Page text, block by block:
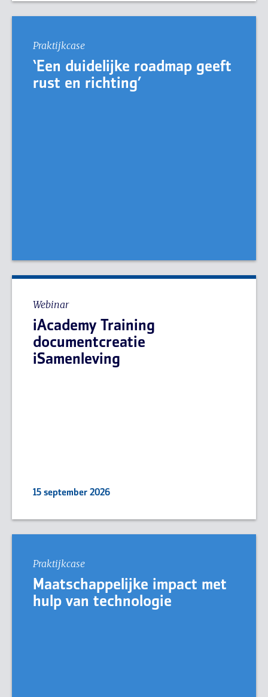
Praktijkcase
‘Een duidelijke roadmap geeft
rust en richting’
Webinar
iAcademy Training
documentcreatie
iSamenleving
15 september 2026
Praktijkcase
Maatschappelijke impact met
hulp van technologie